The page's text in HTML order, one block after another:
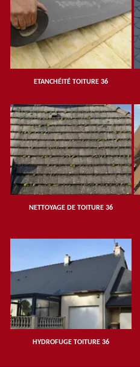
ETANCHÉITÉ TOITURE 36
NETTOYAGE DE TOITURE 36
HYDROFUGE TOITURE 36